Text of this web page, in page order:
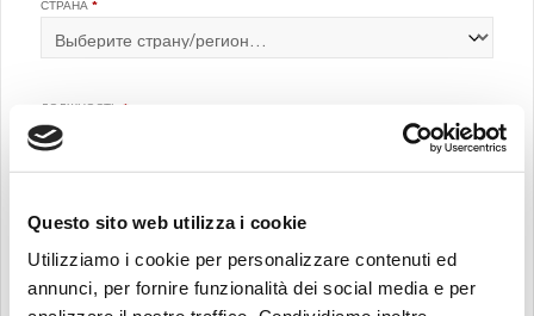
Questo sito web utilizza i cookie
Utilizziamo i cookie per personalizzare contenuti ed
annunci, per fornire funzionalità dei social media e per
СТРАНА́ *
КОМПАНИЯ*